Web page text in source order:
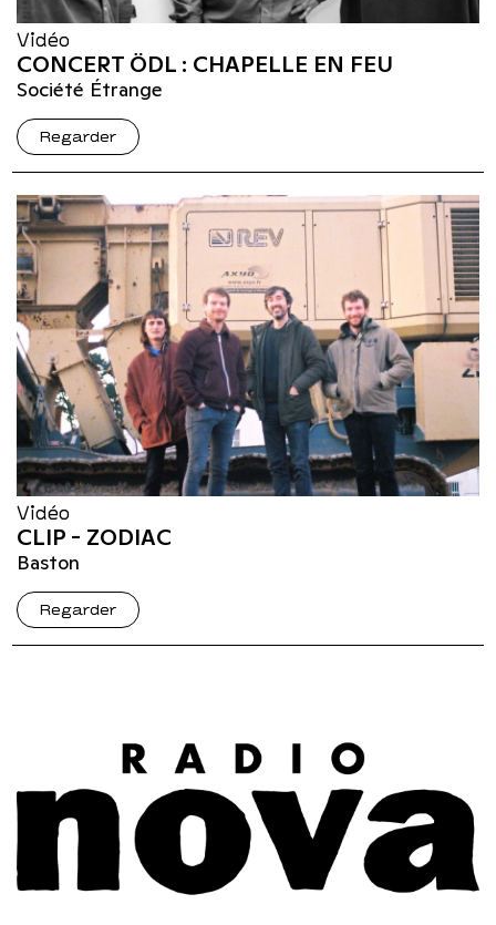
Vidéo
CONCERT ÖDL : CHAPELLE EN FEU
Société Étrange
Regarder
Vidéo
CLIP - ZODIAC
Baston
Regarder